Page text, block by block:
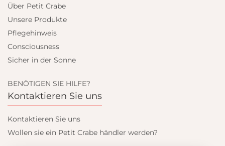
Über Petit Crabe
Unsere Produkte
Pflegehinweis
Consciousness
Sicher in der Sonne
BENÖTIGEN SIE HILFE?
Kontaktieren Sie uns
Kontaktieren Sie uns
Wollen sie ein Petit Crabe händler werden?